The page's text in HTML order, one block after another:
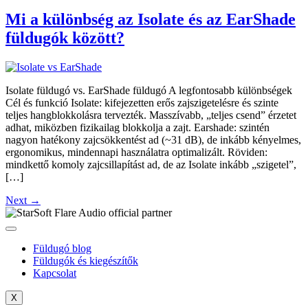
Mi a különbség az Isolate és az EarShade
füldugók között?
Isolate füldugó vs. EarShade füldugó A legfontosabb különbségek
Cél és funkció Isolate: kifejezetten erős zajszigetelésre és szinte
teljes hangblokkolásra tervezték. Masszívabb, „teljes csend” érzetet
adhat, miközben fizikailag blokkolja a zajt. Earshade: szintén
nagyon hatékony zajcsökkentést ad (~31 dB), de inkább kényelmes,
ergonomikus, mindennapi használatra optimalizált. Röviden:
mindkettő komoly zajcsillapítást ad, de az Isolate inkább „szigetel”,
[…]
Next →
Füldugó blog
Füldugók és kiegészítők
Kapcsolat
X